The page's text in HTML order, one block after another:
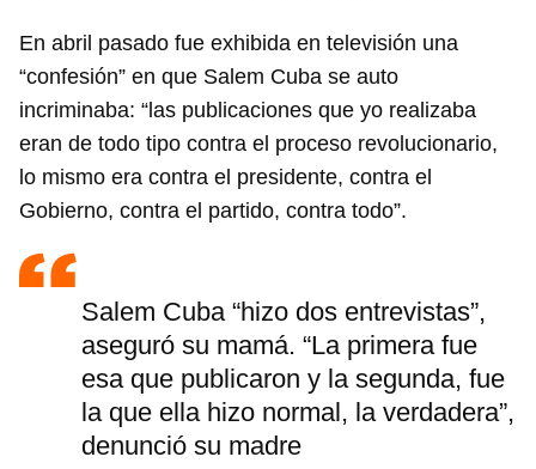
En abril pasado fue exhibida en televisión una
“confesión” en que Salem Cuba se auto
incriminaba: “las publicaciones que yo realizaba
eran de todo tipo contra el proceso revolucionario,
lo mismo era contra el presidente, contra el
Gobierno, contra el partido, contra todo”.
Salem Cuba “hizo dos entrevistas”,
aseguró su mamá. “La primera fue
esa que publicaron y la segunda, fue
la que ella hizo normal, la verdadera”,
denunció su madre